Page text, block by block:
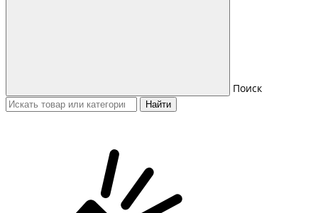
Поиск
Найти